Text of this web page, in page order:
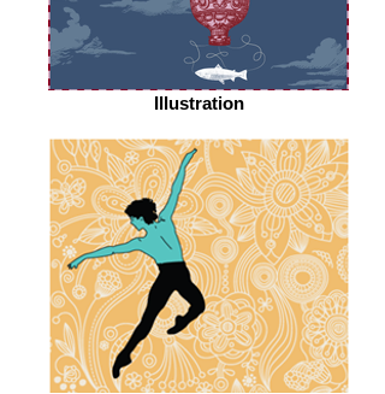
Illustration